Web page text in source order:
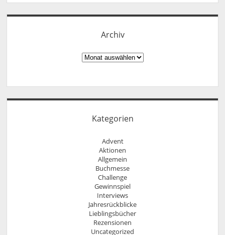
Archiv
Archiv
Kategorien
Advent
Aktionen
Allgemein
Buchmesse
Challenge
Gewinnspiel
Interviews
Jahresrückblicke
Lieblingsbücher
Rezensionen
Uncategorized